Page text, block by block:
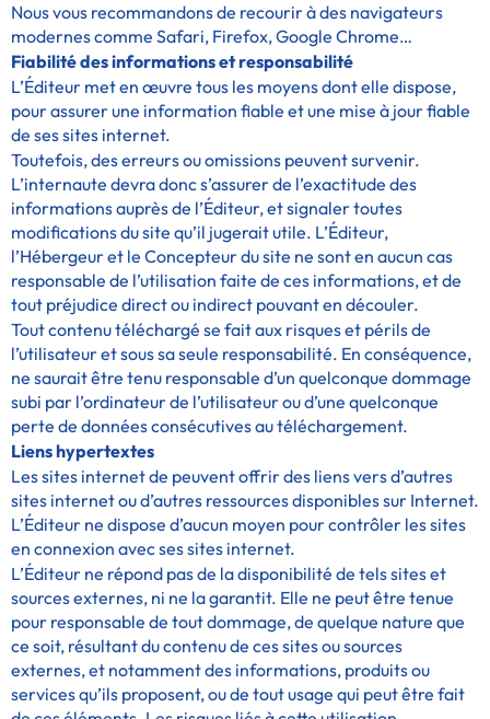
Nous vous recommandons de recourir à des navigateurs
modernes comme Safari, Firefox, Google Chrome…
Fiabilité des informations et responsabilité
L’Éditeur met en œuvre tous les moyens dont elle dispose,
pour assurer une information fiable et une mise à jour fiable
de ses sites internet.
Toutefois, des erreurs ou omissions peuvent survenir.
L’internaute devra donc s’assurer de l’exactitude des
informations auprès de l’Éditeur, et signaler toutes
modifications du site qu’il jugerait utile. L’Éditeur,
l’Hébergeur et le Concepteur du site ne sont en aucun cas
responsable de l’utilisation faite de ces informations, et de
tout préjudice direct ou indirect pouvant en découler.
Tout contenu téléchargé se fait aux risques et périls de
l’utilisateur et sous sa seule responsabilité. En conséquence,
ne saurait être tenu responsable d’un quelconque dommage
subi par l’ordinateur de l’utilisateur ou d’une quelconque
perte de données consécutives au téléchargement.
Liens hypertextes
Les sites internet de peuvent offrir des liens vers d’autres
sites internet ou d’autres ressources disponibles sur Internet.
L’Éditeur ne dispose d’aucun moyen pour contrôler les sites
en connexion avec ses sites internet.
L’Éditeur ne répond pas de la disponibilité de tels sites et
sources externes, ni ne la garantit. Elle ne peut être tenue
pour responsable de tout dommage, de quelque nature que
ce soit, résultant du contenu de ces sites ou sources
externes, et notamment des informations, produits ou
services qu’ils proposent, ou de tout usage qui peut être fait